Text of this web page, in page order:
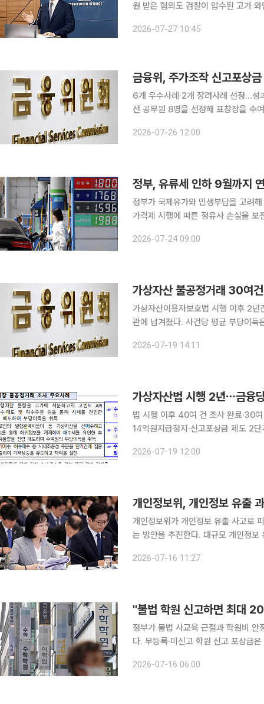
원 받은 혐의도 검찰이 압수된 고가 와인을 더미보틀(진열용 가짜 병)로 바꿔치기해 빼돌려 주겠다
2026-07-27 10:45
금융위, 주가조작 신고포상
6개 우수사례·2개 장려사례 선정…성과급 최고등급
선 공무원 8명을 선정해 표창장을 수여했다. 26일 금융위원회에 따르면 이억원 금
모로 10개 사례를 접수한 뒤 적극행
2026-07-26 12:00
정부, 유류세 인하 9월까지
정부가 국제유가와 민생부담을 고려
가격제 시행에 따른 정유사 손실을
민생물가 특별관리 관계 장관 TF에
2026-07-24 09:00
가상자산 불공정거래 30여
가상자산이용자보호법 시행 이후 2
관에 넘겨졌다. 사건당 평균 부당이득은 14억원에 달했다. 19일
2026-07-19 14:11
가상자산법 시행 2년⋯금융
법 시행 이후 40여 건 조사 완료·30
14억원지급정지·신고포상금 제도 2단계법 도입 검토 가상자산이용
과 대형 투자자의 ‘펌프 앤 덤프’ 등
2026-07-19 12:00
개인정보위가 개인정보 유출 사고로
는 방안을 추진한다. 대규모 개인정보
인정보보호위원회는 청와대 영빈관
2026-07-16 11:27
"불법 학원 신고하면 최대
정부가 불법 사교육 근절과 학원비 안
다. 무등록·미신고 학원 신고 포상금
및 과외교습에 관한 법률 시행규칙'
2026-07-16 06:00